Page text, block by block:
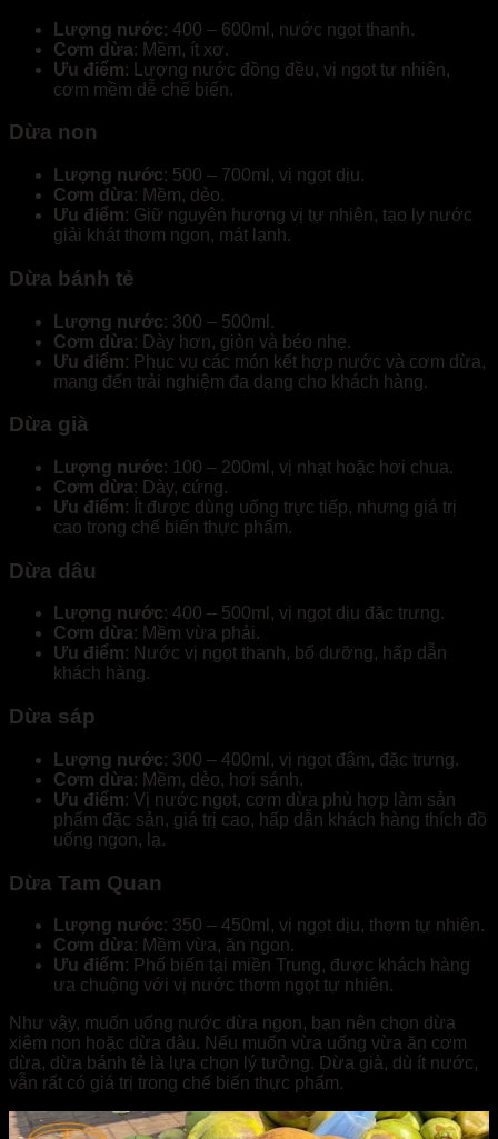
Lượng nước: 400 – 600ml, nước ngọt thanh.
Cơm dừa: Mềm, ít xơ.
Ưu điểm: Lượng nước đồng đều, vị ngọt tự nhiên,
cơm mềm dễ chế biến.
Dừa non
Lượng nước: 500 – 700ml, vị ngọt dịu.
Cơm dừa: Mềm, dẻo.
Ưu điểm: Giữ nguyên hương vị tự nhiên, tạo ly nước
giải khát thơm ngon, mát lạnh.
Dừa bánh tẻ
Lượng nước: 300 – 500ml.
Cơm dừa: Dày hơn, giòn và béo nhẹ.
Ưu điểm: Phục vụ các món kết hợp nước và cơm dừa,
mang đến trải nghiệm đa dạng cho khách hàng.
Dừa già
Lượng nước: 100 – 200ml, vị nhạt hoặc hơi chua.
Cơm dừa: Dày, cứng.
Ưu điểm: Ít được dùng uống trực tiếp, nhưng giá trị
cao trong chế biến thực phẩm.
Dừa dâu
Lượng nước: 400 – 500ml, vị ngọt dịu đặc trưng.
Cơm dừa: Mềm vừa phải.
Ưu điểm: Nước vị ngọt thanh, bổ dưỡng, hấp dẫn
khách hàng.
Dừa sáp
Lượng nước: 300 – 400ml, vị ngọt đậm, đặc trưng.
Cơm dừa: Mềm, dẻo, hơi sánh.
Ưu điểm: Vị nước ngọt, cơm dừa phù hợp làm sản
phẩm đặc sản, giá trị cao, hấp dẫn khách hàng thích đồ
uống ngon, lạ.
Dừa Tam Quan
Lượng nước: 350 – 450ml, vị ngọt dịu, thơm tự nhiên.
Cơm dừa: Mềm vừa, ăn ngon.
Ưu điểm: Phổ biến tại miền Trung, được khách hàng
ưa chuộng với vị nước thơm ngọt tự nhiên.
Như vậy, muốn uống nước dừa ngon, bạn nên chọn dừa
xiêm non hoặc dừa dâu. Nếu muốn vừa uống vừa ăn cơm
dừa, dừa bánh tẻ là lựa chọn lý tưởng. Dừa già, dù ít nước,
vẫn rất có giá trị trong chế biến thực phẩm.